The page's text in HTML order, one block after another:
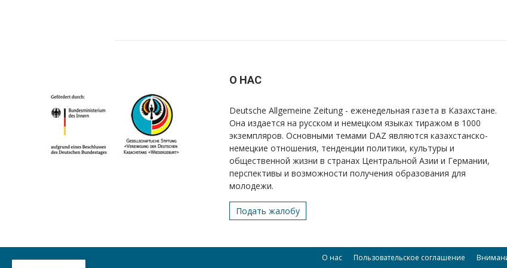
О НАС
Deutsche Allgemeine Zeitung - еженедельная газета в Казахстане.
Она издается на русском и немецком языках тиражом в 1000
экземпляров. Основными темами DAZ являются казахстанско-
немецкие отношения, тенденции политики, культуры и
общественной жизни в странах Центральной Азии и Германии,
перспективы и возможности получения образования для
молодежи.
Подать жалобу
О нас Пользовательское соглашение